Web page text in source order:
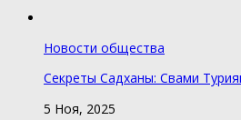
Новости общества
Секреты Садханы: Свами
5 Ноя, 2025